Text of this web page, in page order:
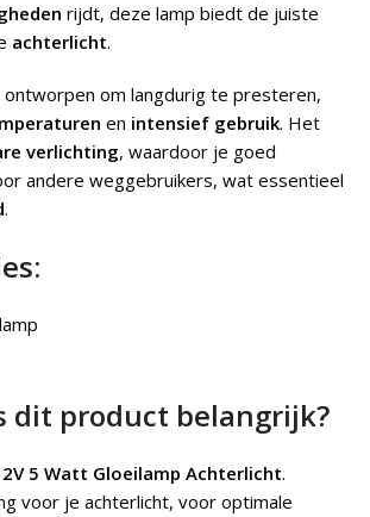
rijdt, deze lamp biedt de juiste
achterlicht.
ontworpen om langdurig te presteren,
en intensief gebruik. Het
verlichting, waardoor je goed
andere weggebruikers, wat essentieel
.
dit product belangrijk?
5 Watt Gloeilamp Achterlicht.
voor je achterlicht, voor optimale